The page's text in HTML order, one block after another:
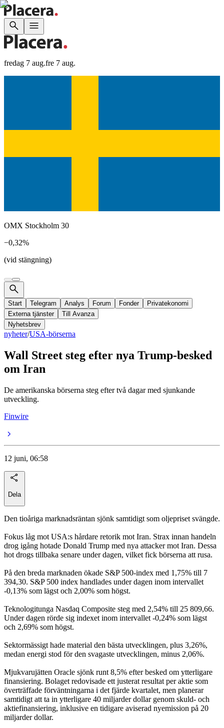
fredag 7 aug.fre 7 aug.
OMX Stockholm 30
−0,32%
(vid stängning)
Start Telegram Analys Forum Fonder
Privatekonomi
Externa tjänster
Till Avanza
Nyhetsbrev
nyheter/USA-börserna
Wall Street steg efter nya Trump-besked
om Iran
De amerikanska börserna steg efter två dagar med sjunkande
utveckling.
Finwire
12 juni, 06:58
Dela
Den tioåriga marknadsräntan sjönk samtidigt som oljepriset svängde.
Fokus låg mot USA:s hårdare retorik mot Iran. Strax innan handeln
drog igång hotade Donald Trump med nya attacker mot Iran. Dessa
hot drogs tillbaka senare under dagen, vilket fick börserna att rusa.
På den breda marknaden ökade S&P 500-index med 1,75% till 7
394,30. S&P 500 index handlades under dagen inom intervallet
-0,13% som lägst och 2,00% som högst.
Teknologitunga Nasdaq Composite steg med 2,54% till 25 809,66.
Under dagen rörde sig indexet inom intervallet -0,24% som lägst
och 2,69% som högst.
Sektormässigt hade material den bästa utvecklingen, plus 3,26%,
medan energi stod för den svagaste utvecklingen, minus 2,06%.
Mjukvarujätten Oracle sjönk runt 8,5% efter besked om ytterligare
finansiering. Bolaget redovisade ett justerat resultat per aktie som
överträffade förväntningarna i det fjärde kvartalet, men planerar
samtidigt att ta in ytterligare 40 miljarder dollar genom skuld- och
aktiefinansiering, inklusive en tidigare aviserad nyemission på 20
miljarder dollar.